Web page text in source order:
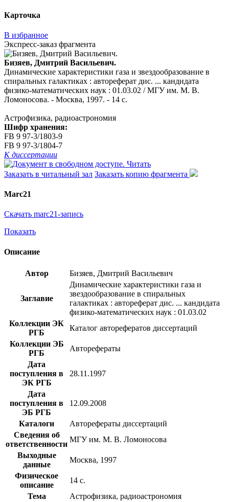
Карточка
В избранное
Экспресс-заказ фрагмента
Бизяев, Дмитрий Васильевич.
Динамические характеристики газа и звездообразование в
спиральных галактиках : автореферат дис. ... кандидата
физико-математических наук : 01.03.02 / МГУ им. М. В.
Ломоносова. - Москва, 1997. - 14 с.
Астрофизика, радиоастрономия
Шифр хранения:
FB 9 97-3/1803-9
FB 9 97-3/1804-7
К диссертации
Читать
Заказать в читальный зал Заказать копию фрагмента
Marc21
Скачать marc21-запись
Показать
Описание
Автор Бизяев, Дмитрий Васильевич
Заглавие
Динамические характеристики газа и
звездообразование в спиральных
галактиках : автореферат дис. ... кандидата
физико-математических наук : 01.03.02
Коллекции ЭК
РГБ
Каталог авторефератов диссертаций
Коллекции ЭБ
РГБ
Авторефераты
Дата
поступления в
ЭК РГБ
28.11.1997
Дата
поступления в
ЭБ РГБ
12.09.2008
Каталоги
Авторефераты диссертаций
Сведения об
ответственности
МГУ им. М. В. Ломоносова
Выходные
данные
Москва, 1997
Физическое
описание
14 с.
Тема
Астрофизика, радиоастрономия